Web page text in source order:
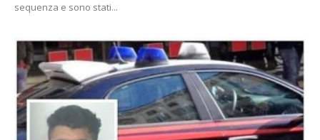
sequenza e sono stati...